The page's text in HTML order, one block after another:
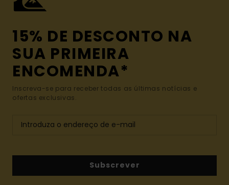
15% DE DESCONTO NA
SUA PRIMEIRA
ENCOMENDA*
Inscreva-se para receber todas as últimas notícias e
ofertas exclusivas.
Subscrever